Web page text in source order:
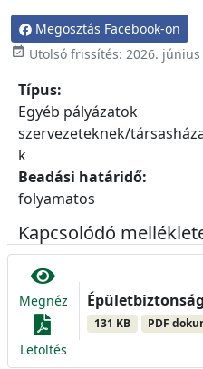
Megosztás Facebook-on
 Utolsó frissítés: 2026. június
Típus:
Egyéb pályázatok
szervezeteknek/
k
Beadási határidő:
folyamatos
Kapcsolódó
Megnéz
Letöltés
131 KB PDF